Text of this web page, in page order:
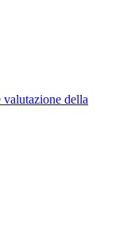
valutazione della